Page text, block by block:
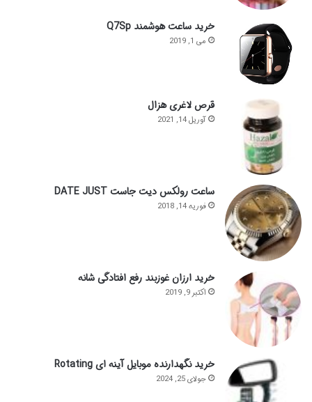
خرید ساعت هوشمند Q7Sp
می 1, 2019
قرص لاغری هزال
آوریل 14, 2021
ساعت رولکس دیت جاست DATE JUST
فوریه 14, 2018
خرید ارزان غوزبند رفع افتادگی شانه
اکتبر 9, 2019
خرید نگهدارنده موبایل آینه ای Rotating
جولای 25, 2024